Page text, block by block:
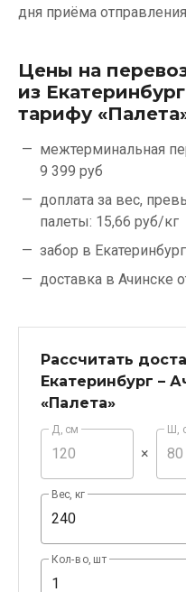
дня приёма
Цены на
из
тарифу
межтерминальная
9 399 руб
доплата за вес,
палеты: 15,66 руб/кг
забор в
доставка в Ачинске
Рассчитать
Екатеринбург –
«Палета»
Д, см
×
Ш,
Вес, кг
Кол-во, шт